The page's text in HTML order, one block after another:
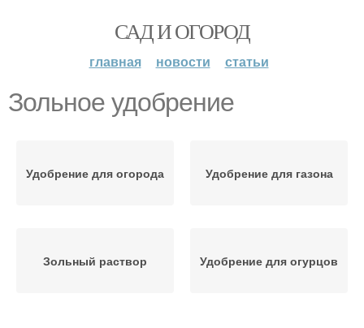
САД И ОГОРОД
главная новости статьи
Зольное удобрение
Удобрение для огорода Удобрение для газона
Зольный раствор Удобрение для огурцов